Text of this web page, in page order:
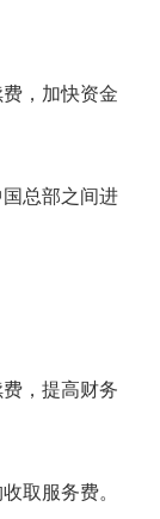
，加快资金
总部之间进
，提高财务
取服务费。